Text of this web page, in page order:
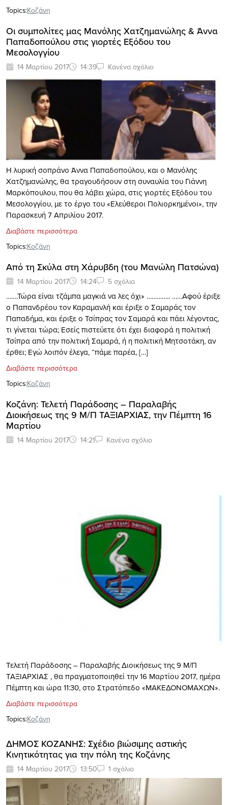
Topics:Κοζάνη
Οι συμπολίτες μας Μανόλης Χατζημανώλης & Άννα
Παπαδοπούλου στις γιορτές Εξόδου του
Μεσολογγίου
14 Μαρτίου 2017 14:39 Κανένα σχόλιο
Η λυρική σοπράνο Άννα Παπαδοπούλου, και ο Μανόλης
Χατζημανώλης, θα τραγουδήσουν στη συναυλία του Γιάννη
Μαρκόπουλου, που θα λάβει χώρα, στις γιορτές Εξόδου του
Μεσολογγίου, με το έργο του «Ελεύθεροι Πολιορκημένοι», την
Παρασκευή 7 Απριλίου 2017.
Διαβάστε περισσότερα
Topics:Κοζάνη
Από τη Σκύλα στη Χάρυβδη (του Μανώλη Πατσώνα)
14 Μαρτίου 2017 14:24 5 σχόλια
…….Τώρα είναι τζάμπα μαγκιά να λες όχι» ………….. ……Αφού έριξε
ο Παπανδρέου τον Καραμανλή και έριξε ο Σαμαράς τον
Παπαδήμα, και έριξε ο Τσίπρας τον Σαμαρά και πάει λέγοντας,
τι γίνεται τώρα; Εσείς πιστεύετε ότι έχει διαφορά η πολιτική
Τσίπρα από την πολιτική Σαμαρά, ή η πολιτική Μητσοτάκη, αν
έρθει; Εγώ λοιπόν έλεγα, “πάμε παρέα, […]
Διαβάστε περισσότερα
Topics:Κοζάνη
Κοζάνη: Τελετή Παράδοσης – Παραλαβής
Διοικήσεως της 9 Μ/Π ΤΑΞΙΑΡΧΙΑΣ, την Πέμπτη 16
Μαρτίου
14 Μαρτίου 2017 14:21 Κανένα σχόλιο
Τελετή Παράδοσης – Παραλαβής Διοικήσεως της 9 Μ/Π
ΤΑΞΙΑΡΧΙΑΣ , θα πραγματοποιηθεί την 16 Μαρτίου 2017, ημέρα
Πέμπτη και ώρα 11:30, στο Στρατόπεδο «ΜΑΚΕΔΟΝΟΜΑΧΩΝ».
Διαβάστε περισσότερα
Topics:Κοζάνη
ΔΗΜΟΣ ΚΟΖΑΝΗΣ: Σχέδιο βιώσιμης αστικής
Κινητικότητας για την πόλη της Κοζάνης
14 Μαρτίου 2017 13:50 1 σχόλιο